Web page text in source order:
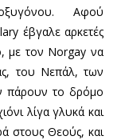
Αφού
έβγαλε αρκετές
με τον Norgay να
του Νεπάλ, των
πάρουν το δρόμο
λίγα γλυκά και
στους Θεούς, και